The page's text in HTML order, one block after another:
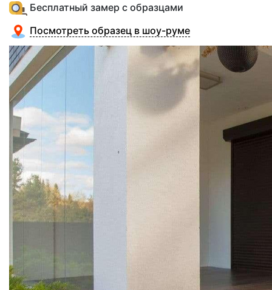
Бесплатный замер с образцами
Посмотреть образец в шоу-руме